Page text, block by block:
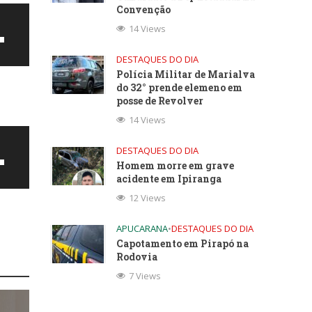
Convenção
14 Views
DESTAQUES DO DIA
Polícia Militar de Marialva
do 32° prende elemeno em
posse de Revolver
14 Views
DESTAQUES DO DIA
Homem morre em grave
acidente em Ipiranga
12 Views
APUCARANA•DESTAQUES DO DIA
Capotamento em Pirapó na
Rodovia
7 Views